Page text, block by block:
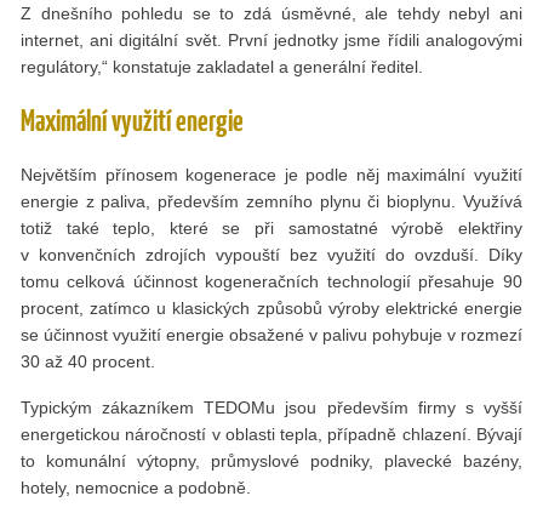
Z dnešního pohledu se to zdá úsměvné, ale tehdy nebyl ani
internet, ani digitální svět. První jednotky jsme řídili analogovými
regulátory,“ konstatuje zakladatel a generální ředitel.
Maximální využití energie
Největším přínosem kogenerace je podle něj maximální využití
energie z paliva, především zemního plynu či bioplynu. Využívá
totiž také teplo, které se při samostatné výrobě elektřiny
v konvenčních zdrojích vypouští bez využití do ovzduší. Díky
tomu celková účinnost kogeneračních technologií přesahuje 90
procent, zatímco u klasických způsobů výroby elektrické energie
se účinnost využití energie obsažené v palivu pohybuje v rozmezí
30 až 40 procent.
Typickým zákazníkem TEDOMu jsou především firmy s vyšší
energetickou náročností v oblasti tepla, případně chlazení. Bývají
to komunální výtopny, průmyslové podniky, plavecké bazény,
hotely, nemocnice a podobně.